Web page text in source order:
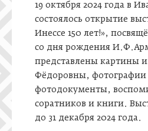
19 октября 2024 года в
состоялось открытие
Инессе 150 лет!»,
со дня рождения
представлены картины
Фёдоровны, фотографии
фотодокументы,
соратников и книги.
до 31 декабря 2024 года.